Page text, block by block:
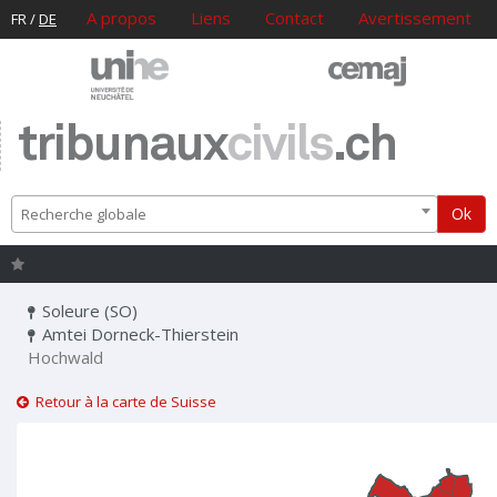
FR/DE A propos Liens Contact Avertissement
tribunauxcivils.ch
Recherche globale Ok
Soleure (SO)
Amtei Dorneck-Thierstein
Hochwald
Retour à la carte de Suisse